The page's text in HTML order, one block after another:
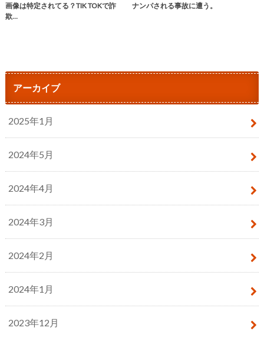
画像は特定されてる？TIK TOKで詐
欺…
ナンパされる事故に遭う。
アーカイブ
2025年1月
2024年5月
2024年4月
2024年3月
2024年2月
2024年1月
2023年12月